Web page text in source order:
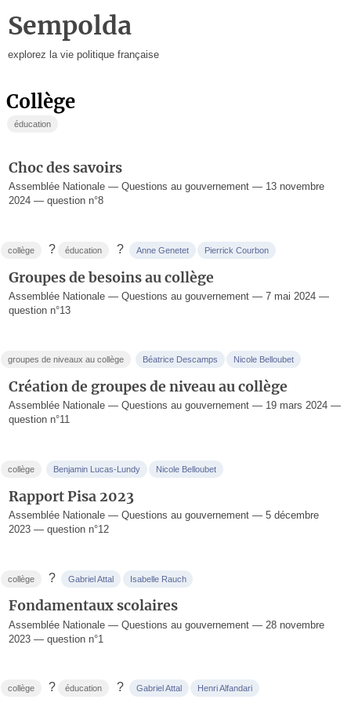
Sempolda
explorez la vie politique française
collège
éducation
Choc des savoirs
Assemblée Nationale — Questions au gouvernement — 13 novembre
2024 — question n°8
collège ? éducation ? Anne Genetet Pierrick Courbon
Groupes de besoins au collège
Assemblée Nationale — Questions au gouvernement — 7 mai 2024 —
question n°13
groupes de niveaux au collège Béatrice Descamps Nicole Belloubet
Création de groupes de niveau au collège
Assemblée Nationale — Questions au gouvernement — 19 mars 2024 —
question n°11
collège Benjamin Lucas-Lundy Nicole Belloubet
Rapport Pisa 2023
Assemblée Nationale — Questions au gouvernement — 5 décembre
2023 — question n°12
collège ? Gabriel Attal Isabelle Rauch
Fondamentaux scolaires
Assemblée Nationale — Questions au gouvernement — 28 novembre
2023 — question n°1
collège ? éducation ? Gabriel Attal Henri Alfandari